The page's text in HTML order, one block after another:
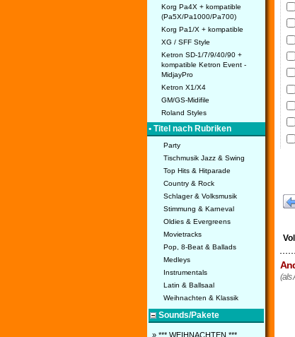
Korg Pa4X + kompatible
(Pa5X/Pa1000/Pa700)
Korg Pa1/X + kompatible
XG / SFF Style
Ketron SD-1/7/9/40/90 +
kompatible Ketron Event -
MidjayPro
Ketron X1/X4
GM/GS-Midifile
Roland Styles
• Titel nach Rubriken
Party
Tischmusik Jazz & Swing
Top Hits & Hitparade
Country & Rock
Schlager & Volksmusik
Stimmung & Karneval
Oldies & Evergreens
Movietracks
Pop, 8-Beat & Ballads
Medleys
Instrumentals
Latin & Ballsaal
Weihnachten & Klassik
Sounds/Pakete
» *** WEIHNACHTEN ***
(als